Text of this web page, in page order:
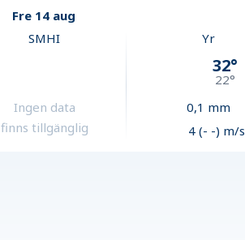
Fre 14 aug
SMHI
Ingen data
finns tillgänglig
Yr
32°
22°
0,1 mm
4 (- -) m/s